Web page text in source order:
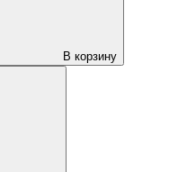
В корзину